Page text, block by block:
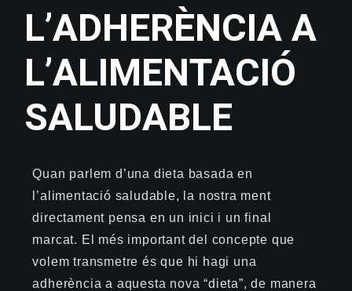
L’ADHERÈNCIA A
L’ALIMENTACIÓ
SALUDABLE
Quan parlem d’una dieta basada en
l’alimentació saludable, la nostra ment
directament pensa en un inici i un final
marcat. El més important del concepte que
volem transmetre és que hi hagi una
adherència a aquesta nova “dieta”, de manera